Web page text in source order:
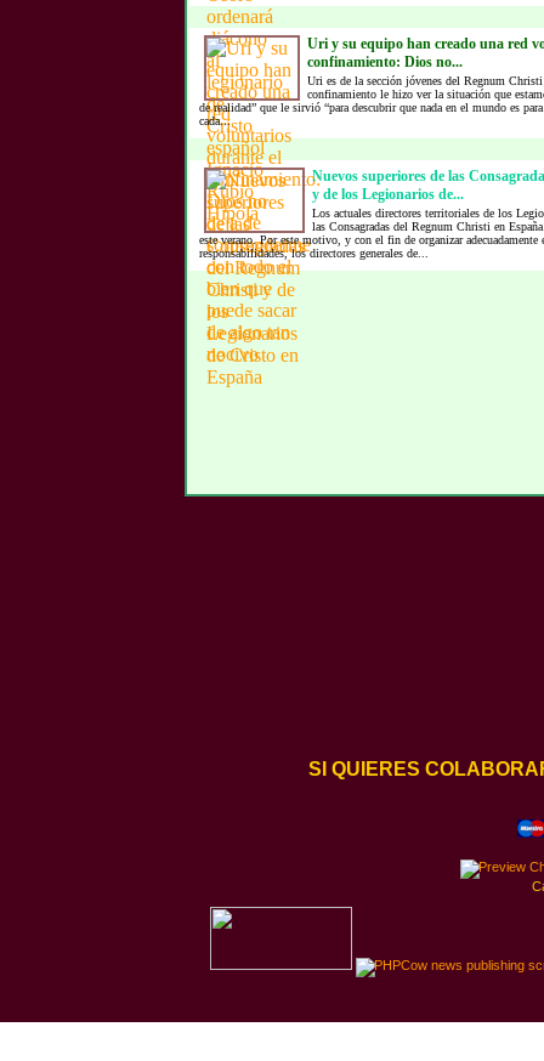
Uri y su equipo han creado una red
confinamiento: Dios no...
Uri es de la sección jóvenes del Regnum
confinamiento le hizo ver la situación que
de realidad” que le sirvió “para descubrir que nada en el mundo es
cada...
Nuevos superiores de las
y de los Legionarios de...
Los actuales directores territoriales de los
las Consagradas del Regnum Christi en
este verano. Por este motivo, y con el fin de organizar adecuadamente
responsabilidades, los directores generales de...
SI QUIERES